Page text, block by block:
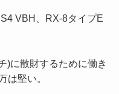
VBH、RX-8タイプE
)に散財するために働き
は堅い。